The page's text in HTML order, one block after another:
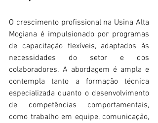
O crescimento profissional na Usina Alta
Mogiana é impulsionado por programas
de capacitação flexíveis, adaptados às
necessidades do setor e dos
colaboradores. A abordagem é ampla e
contempla tanto a formação técnica
especializada quanto o desenvolvimento
de competências comportamentais,
como trabalho em equipe, comunicação,